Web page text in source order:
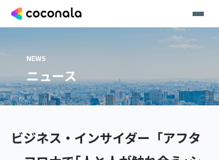
NEWS
ニュース
ビジネス・インサイダー「アフタ